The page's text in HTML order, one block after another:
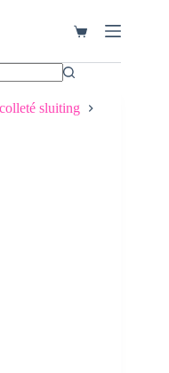
Winkelwagen
sluiting